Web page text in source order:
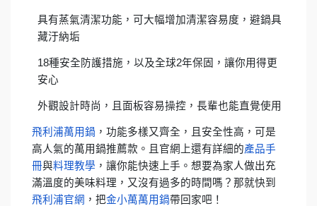
具有蒸氣清潔功能，可大幅增加清潔容易度，避鍋具
藏汙納垢
18種安全防護措施，以及全球2年保固，讓你用得更
安心
外觀設計時尚，且面板容易操控，長輩也能直覺使用
飛利浦萬用鍋 ，功能多樣又齊全，且安全性高，可是
高人氣的萬用鍋推薦款。且官網上還有詳細的產品手
冊與料理教學 ，讓你能快速上手。想要為家人做出充
滿溫度的美味料理，又沒有過多的時間嗎？那就快到
飛利浦官網 ，把金小萬萬用鍋帶回家吧！